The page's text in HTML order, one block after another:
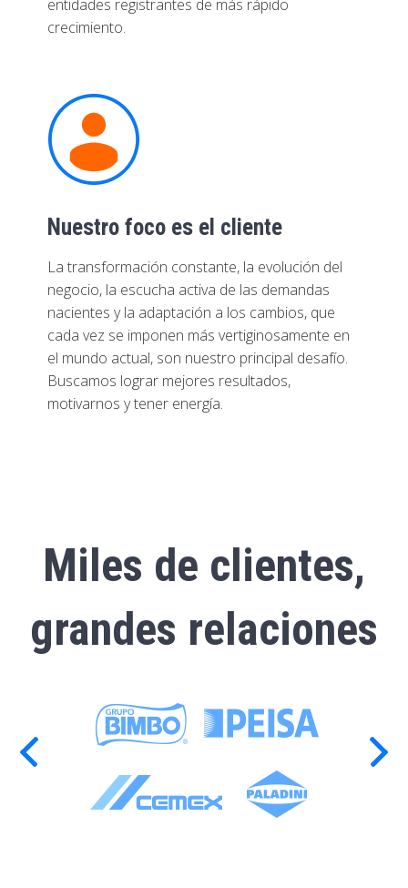
entidades registrantes de más rápido
crecimiento.
Nuestro foco es el cliente
La transformación constante, la evolución del
negocio, la escucha activa de las demandas
nacientes y la adaptación a los cambios, que
cada vez se imponen más vertiginosamente en
el mundo actual, son nuestro principal desafío.
Buscamos lograr mejores resultados,
motivarnos y tener energía.
Miles de clientes,
grandes relaciones